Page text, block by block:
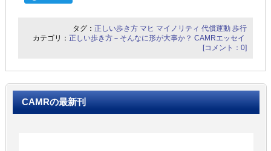
タグ：正しい歩き方 マヒ マイノリティ 代償運動 歩行
カテゴリ：正しい歩き方－そんなに形が大事か？ CAMRエッセイ
[コメント：0]
CAMRの最新刊